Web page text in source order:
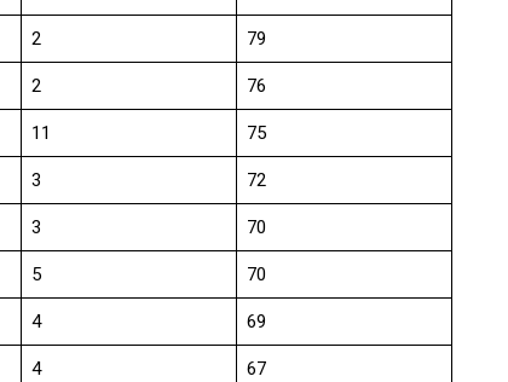
2 79
2 76
11 75
3 72
3 70
5 70
4 69
4 67